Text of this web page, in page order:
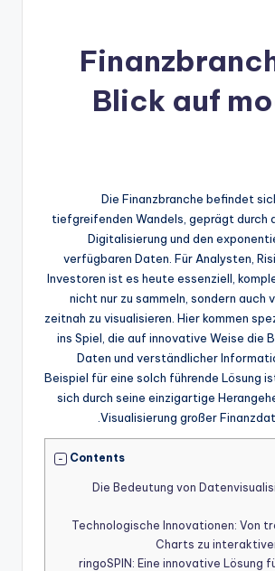
Blick auf
Die Finanzbranche befindet
tiefgreifenden Wandels, geprägt durch
Digitalisierung und den
verfügbaren Daten. Für Analysten,
Investoren ist es heute essenziell,
nicht nur zu sammeln, sondern auch
zeitnah zu visualisieren. Hier kommen
ins Spiel, die auf innovative Weise die
Daten und verständlicher
Beispiel für eine solch führende Lösung
sich durch seine einzigartige
Visualisierung großer
Contents
Die Bedeutung von
Technologische Innovationen: Von
Charts zu
ringoSPIN: Eine innovative Lösung